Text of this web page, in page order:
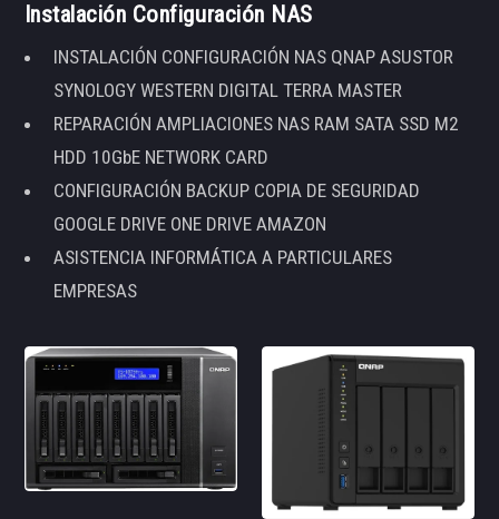
Instalación Configuración NAS
INSTALACIÓN CONFIGURACIÓN NAS QNAP ASUSTOR
SYNOLOGY WESTERN DIGITAL TERRA MASTER
REPARACIÓN AMPLIACIONES NAS RAM SATA SSD M2
HDD 10GbE NETWORK CARD
CONFIGURACIÓN BACKUP COPIA DE SEGURIDAD
GOOGLE DRIVE ONE DRIVE AMAZON
ASISTENCIA INFORMÁTICA A PARTICULARES
EMPRESAS